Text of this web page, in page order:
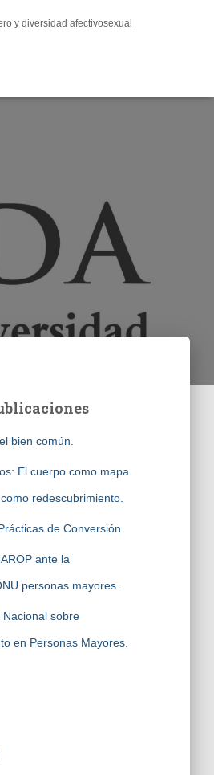
y diversidad afectivosexual
bien común.
El cuerpo como mapa
redescubrimiento.
de Conversión.
ante la
personas mayores.
sobre
en Personas Mayores.